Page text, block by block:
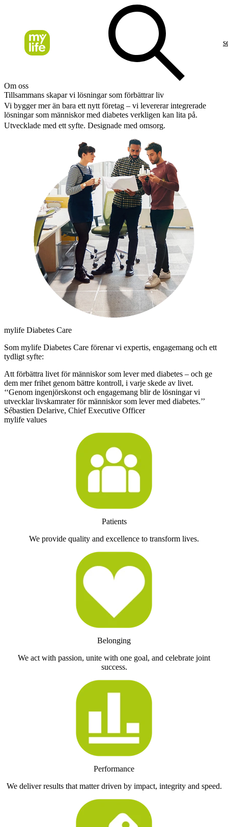
Om oss
Tillsammans skapar vi lösningar som förbättrar liv
Vi bygger mer än bara ett nytt företag – vi levererar integrerade
lösningar som människor med diabetes verkligen kan lita på.
Utvecklade med ett syfte. Designade med omsorg.
mylife Diabetes Care
Som mylife Diabetes Care förenar vi expertis, engagemang och ett
tydligt syfte:
Att förbättra livet för människor som lever med diabetes – och ge
dem mer frihet genom bättre kontroll, i varje skede av livet.
‘‘Genom ingenjörskonst och engagemang blir de lösningar vi
utvecklar livskamrater för människor som lever med diabetes.’’
Sébastien Delarive, Chief Executive Officer
mylife values
Patients
We provide quality and excellence to transform lives.
Belonging
We act with passion, unite with one goal, and celebrate joint
success.
Performance
We deliver results that matter driven by impact, integrity and speed.